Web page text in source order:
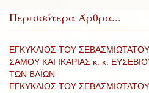
Περισσότερα Άρθρα...
ΕΓΚΥΚΛΙΟΣ ΤΟΥ
ΣΑΜΟΥ ΚΑΙ ΙΚΑΡΙΑΣ κ. κ.
ΤΩΝ ΒΑΪΩΝ
ΕΓΚΥΚΛΙΟΣ ΤΟΥ